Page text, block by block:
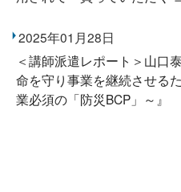
2025年01月28日
＜講師派遣レポート＞山口
命を守り事業を継続させる
業必須の「防災BCP」～』